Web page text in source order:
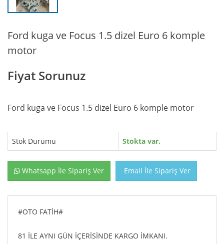
Ford kuga ve Focus 1.5 dizel Euro 6 komple
motor
Fiyat Sorunuz
Ford kuga ve Focus 1.5 dizel Euro 6 komple motor
Stok Durumu Stokta var.
Whatsapp İle Sipariş Ver Email İle Sipariş Ver
#OTO FATİH#
81 İLE AYNI GÜN İÇERİSİNDE KARGO İMKANI.